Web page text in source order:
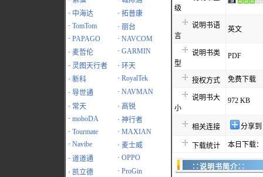
· 中海达 · 拓普康
· TomTom · 丽台
· PAPAGO · NAVCOM
· 麦哲伦 · GARMIN
· 灵图天行者 · 环天
· 新科 · RoyalTek
· 导世通 · NAVMAN
· 常天 · 高锐
· moboDA · 神行者
· Tourmate · MAXIAN
· Navibe · 麦士威
· 道道通 · OPPO
· 凯立德 · ProGin
级
说明书语
言
英文
说明书类
型
PDF
授权方式 免费下载
说明书大
小
972 KB
相关连接 分享
下载统计 本日下载
∷说明书简介∷